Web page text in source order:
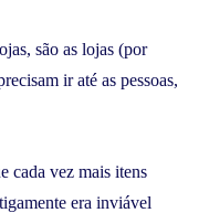
são as lojas (por
ir até as pessoas,
cada vez mais itens
era inviável